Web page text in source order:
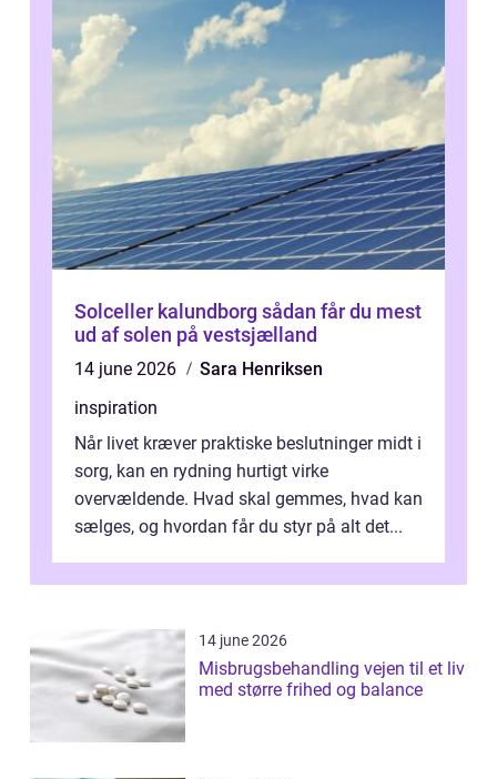
Solceller kalundborg sådan får du mest
ud af solen på vestsjælland
14 june 2026
Sara Henriksen
inspiration
Når livet kræver praktiske beslutninger midt i
sorg, kan en rydning hurtigt virke
overvældende. Hvad skal gemmes, hvad kan
sælges, og hvordan får du styr på alt det...
14 june 2026
Misbrugsbehandling vejen til et liv
med større frihed og balance